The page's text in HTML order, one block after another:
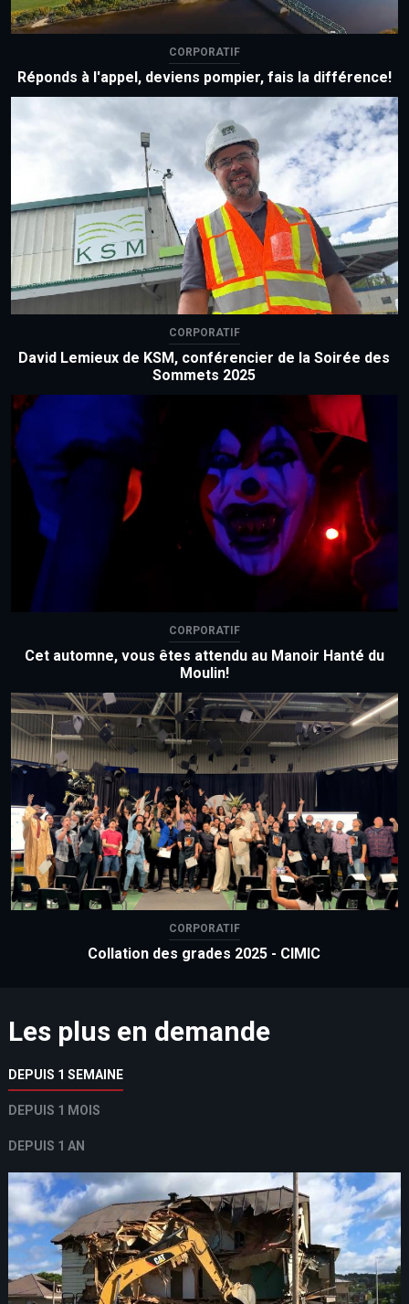
CORPORATIF
Réponds à l'appel, deviens pompier, fais la différence!
CORPORATIF
David Lemieux de KSM, conférencier de la Soirée des
Sommets 2025
CORPORATIF
Cet automne, vous êtes attendu au Manoir Hanté du
Moulin!
CORPORATIF
Collation des grades 2025 - CIMIC
Les plus en demande
DEPUIS 1 SEMAINE
DEPUIS 1 MOIS
DEPUIS 1 AN